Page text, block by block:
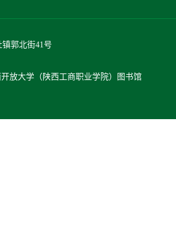
郭北街41号
放大学（陕西工商职业学院）图书馆